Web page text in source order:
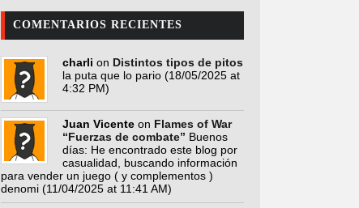
COMENTARIOS RECIENTES
charli on Distintos tipos de pitos
la puta que lo pario (18/05/2025 at
4:32 PM)
Juan Vicente on Flames of War
“Fuerzas de combate” Buenos
días: He encontrado este blog por
casualidad, buscando información
para vender un juego ( y complementos )
denomi (11/04/2025 at 11:41 AM)